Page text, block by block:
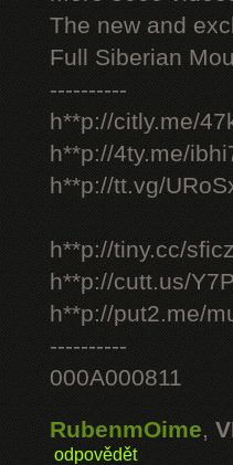
The new and
Full Siberian
----------
h**p://citly.me/
h**p://4ty.me/
h**p://tt.vg/
h**p://tiny.cc/
h**p://cutt.us/
h**p://put2.me/
----------
000A000811
RubenmOime,
odpovědět